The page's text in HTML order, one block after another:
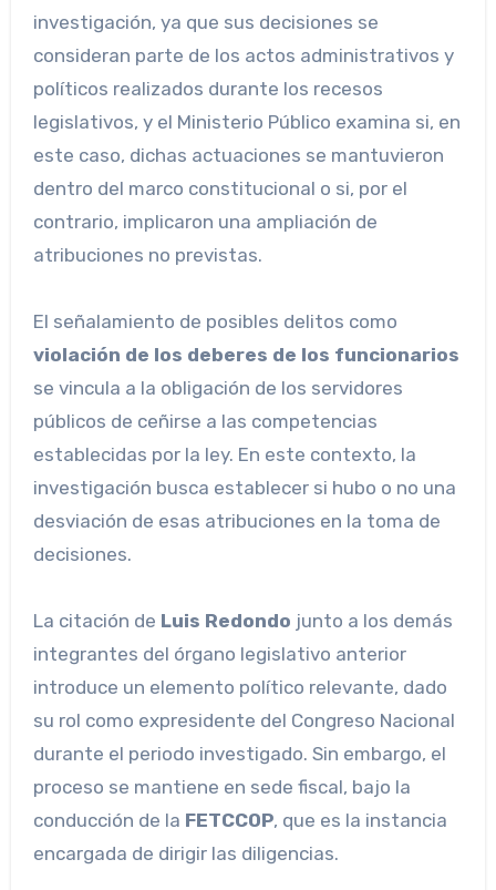
investigación, ya que sus decisiones se
consideran parte de los actos administrativos y
políticos realizados durante los recesos
legislativos, y el Ministerio Público examina si, en
este caso, dichas actuaciones se mantuvieron
dentro del marco constitucional o si, por el
contrario, implicaron una ampliación de
atribuciones no previstas.
El señalamiento de posibles delitos como
violación de los deberes de los funcionarios
se vincula a la obligación de los servidores
públicos de ceñirse a las competencias
establecidas por la ley. En este contexto, la
investigación busca establecer si hubo o no una
desviación de esas atribuciones en la toma de
decisiones.
La citación de Luis Redondo junto a los demás
integrantes del órgano legislativo anterior
introduce un elemento político relevante, dado
su rol como expresidente del Congreso Nacional
durante el periodo investigado. Sin embargo, el
proceso se mantiene en sede fiscal, bajo la
conducción de la FETCCOP, que es la instancia
encargada de dirigir las diligencias.